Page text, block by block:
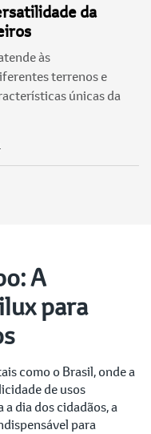
da
às
terrenos e
únicas da
A
para
como o Brasil, onde a
de usos
dia dos cidadãos, a
para